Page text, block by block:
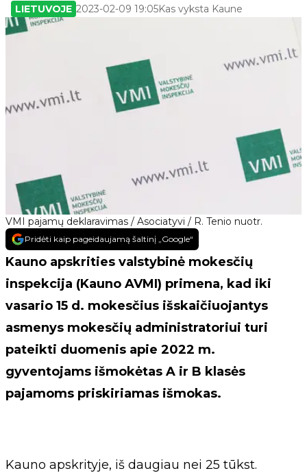
VMI pajamų deklaravimas / Asociatyvi / R. Tenio nuotr.
LIETUVOJE 2023-02-09 19:05Kas vyksta Kaune
Pridėti kaip pageidaujamą šaltinį „Google“
Kauno apskrities valstybinė mokesčių
inspekcija (Kauno AVMI) primena, kad iki
vasario 15 d. mokesčius išskaičiuojantys
asmenys mokesčių administratoriui turi
pateikti duomenis apie 2022 m.
gyventojams išmokėtas A ir B klasės
pajamoms priskiriamas išmokas.
Kauno apskrityje, iš daugiau nei 25 tūkst.